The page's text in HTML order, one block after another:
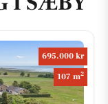
695.000 kr
107 m2